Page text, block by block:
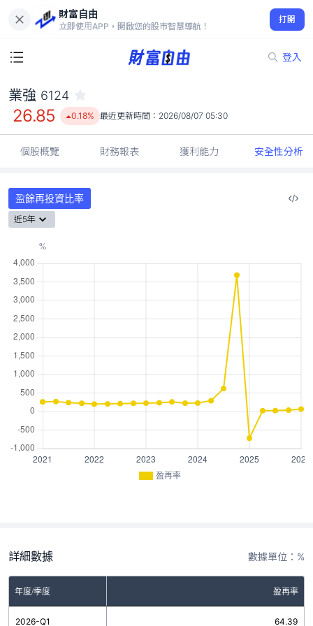
財富自由
立即使用APP，開啟您的股市智慧導航！
打開
登入
26.85
0.18%
業強 6124
26.85 0.18% 最近更新時間： 2026/08/07 05:30
個股概覽 財務報表 獲利能力 安全性分析
盈餘再投資比率
近5年
盈再率
詳細數據 數據單位：%
年度/季度 盈再率
2026-Q1 64.39